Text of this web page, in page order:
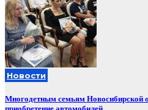
Новости
Многодетным семьям Новосибирской